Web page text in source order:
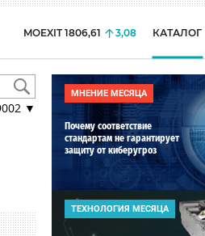
MOEXIT 1806,61 3,08 КАТАЛОГ
▼
МНЕНИЕ МЕСЯЦА
Почему соответствие
стандартам не гарантирует
защиту от киберугроз
ТЕХНОЛОГИЯ МЕСЯЦА